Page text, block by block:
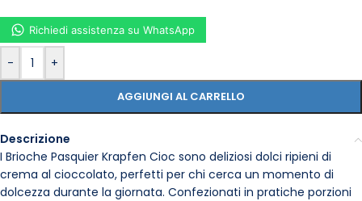
- +
AGGIUNGI AL CARRELLO
Richiedi assistenza su WhatsApp
Descrizione
I Brioche Pasquier Krapfen Cioc sono deliziosi dolci ripieni di
crema al cioccolato, perfetti per chi cerca un momento di
dolcezza durante la giornata. Confezionati in pratiche porzioni